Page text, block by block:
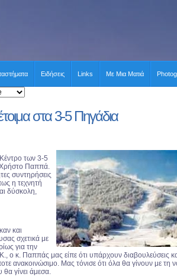
Ειδήσεις Links Με Μια Ματιά
στα 3-5 Πηγάδια
των 3-5
Παππά.
συντηρήσεις
η τεχνητή
δύσκολη,
και
σχετικά με
για την
ο κ. Παππάς μας είπε ότι υπάρχουν διαβουλεύσεις
ανακοινώσιμο. Μας τόνισε ότι όλα θα γίνουν με τη
θα γίνει άμεσα.